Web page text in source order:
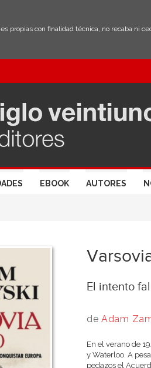
propias con finalidad técnica, no recaba ni
EBOOK AUTORES
El intento
deAdam
En el verano de
y Waterloo. A
pedazos el